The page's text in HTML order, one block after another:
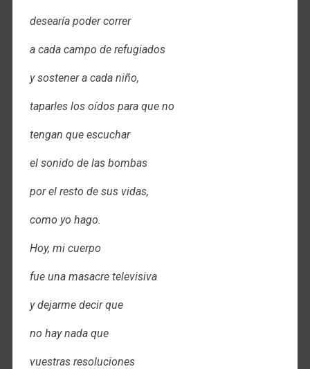
desearía poder correr
a cada campo de refugiados
y sostener a cada niño,
taparles los oídos para que no
tengan que escuchar
el sonido de las bombas
por el resto de sus vidas,
como yo hago.
Hoy, mi cuerpo
fue una masacre televisiva
y dejarme decir que
no hay nada que
vuestras resoluciones